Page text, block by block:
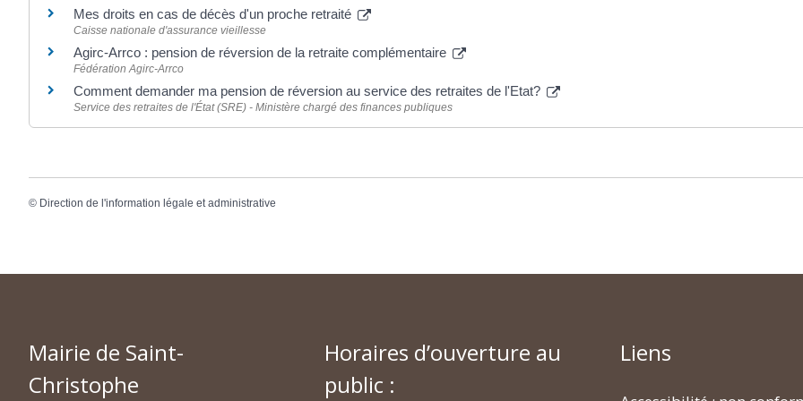
Mes droits en cas de décès d'un proche retraité
Caisse nationale d'assurance vieillesse
Agirc-Arrco : pension de réversion de la retraite complémentaire
Fédération Agirc-Arrco
Comment demander ma pension de réversion au service des retraites de l'Etat?
Service des retraites de l'État (SRE) - Ministère chargé des finances publiques
© Direction de l'information légale et administrative
Mairie de Saint-
Christophe
Horaires d’ouverture au
public :
Liens